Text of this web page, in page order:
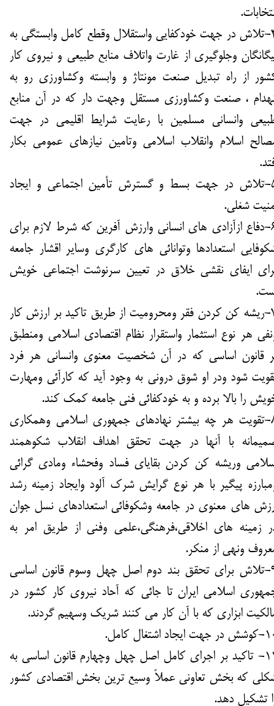
4-تلاش در جهت خودکفایی واستقلال وقطع کامل وابستگی به
وجلوگیری از غارت واتلاف منابع طبیعی و نیروی کار
از راه تبدیل صنعت مونتاژ و وابسته وکشاورزی رو به
، صنعت وکشاورزی مستقل وجهت دار که در آن منابع
وانسانی مسلمین با رعایت شرایط اقلیمی در جهت
اسلام وانقلاب اسلامی وتامین نیازهای عمومی بکار
5-تلاش در جهت بسط و گسترش تأمین اجتماعی و ایجاد
شغلی.
6-دفاع ازآزادی های انسانی وارزش آفرین که شرط لازم برای
استعدادها وتوانائی های کارگری وسایر اقشار جامعه
ایفای نقشی خلاق در تعیین سرنوشت اجتماعی خویش
7-ریشه کن کردن فقر ومحرومیت از طریق تاکید بر ارزش کار
هر نوع استثمار واستقرار نظام اقتصادی اسلامی ومنطبق
قانون اساسی که در آن شخصیت معنوی وانسانی هر فرد
شود ودر او شوق درونی به وجود آید که کارآئی ومهارت
را بالا برده و به خودکفائی فنی جامعه کمک کند.
8-تقویت هر چه بیشتر نهادهای جمهوری اسلامی وهمکاری
با آنها در جهت تحقق اهداف انقلاب شکوهمند
وریشه کن کردن بقایای فساد وفحشاء ومادی گرائی
پیگیر با هر نوع گرایش شرک آلود وایجاد زمینه رشد
های معنوی در جامعه وشکوفائی استعدادهای نسل جوان
زمینه های اخلاقی،فرهنگی،علمی وفنی از طریق امر به
ونهی از منکر.
9-تلاش برای تحقق بند دوم اصل چهل وسوم قانون اساسی
اسلامی ایران تا جائی که آحاد نیروی کار کشور در
ابزاری که با آن کار می کنند شریک وسهیم گردند.
اشتغال کامل.
11- تاکید بر اجرای کامل اصل چهل وچهارم قانون اساسی به
که بخش تعاونی عملاً وسیع ترین بخش اقتصادی کشور
تشکیل دهد.